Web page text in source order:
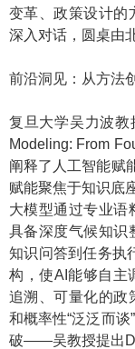
变革、政策设计的
深入对话，圆桌由
前沿洞见：从方法
复旦大学吴力波教
Modeling: From
阐释了人工智能赋
赋能聚焦于知识底
大模型通过专业语
具备深度气候知识
知识问答到任务执
构，使AI能够自主
追溯、可量化的政
和概率性“泛泛而
破——吴教授提出